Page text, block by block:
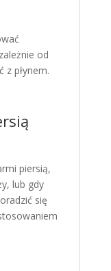
od
z płynem.
piersią,
lub gdy
się